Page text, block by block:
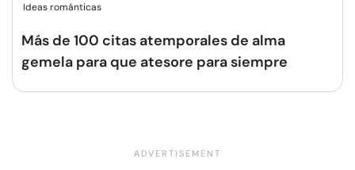
Ideas románticas
Más de 100 citas atemporales de alma
gemela para que atesore para siempre